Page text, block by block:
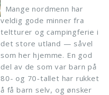
Mange nordmenn har
veldig gode minner fra
teltturer og campingferie i
det store utland — såvel
som her hjemme. En god
del av de som var barn på
80- og 70-tallet har rukket
å få barn selv, og ønsker